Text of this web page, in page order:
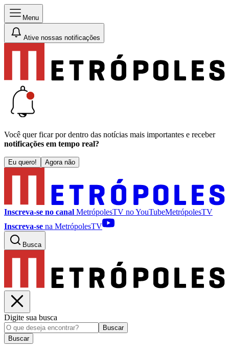
Menu
Ative nossas notificações
Você quer ficar por dentro das notícias mais importantes e receber
notificações em tempo real?
Eu quero! Agora não
Inscreva-se no canal MetrópolesTV noYouTubeMetrópolesTV
Inscreva-se na MetrópolesTV
Busca
Digite sua busca
Buscar
Buscar